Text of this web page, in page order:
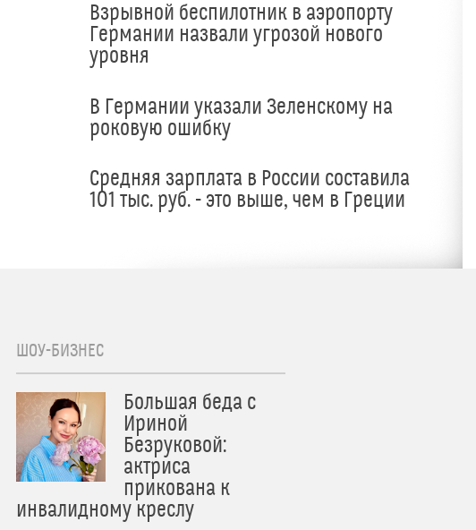
Взрывной беспилотник в аэропорту
Германии назвали угрозой нового
уровня
В Германии указали Зеленскому на
роковую ошибку
Средняя зарплата в России составила
101 тыс. руб. - это выше, чем в Греции
ШОУ-БИЗНЕС
Большая беда с
Ириной
Безруковой:
актриса
прикована к
инвалидному креслу